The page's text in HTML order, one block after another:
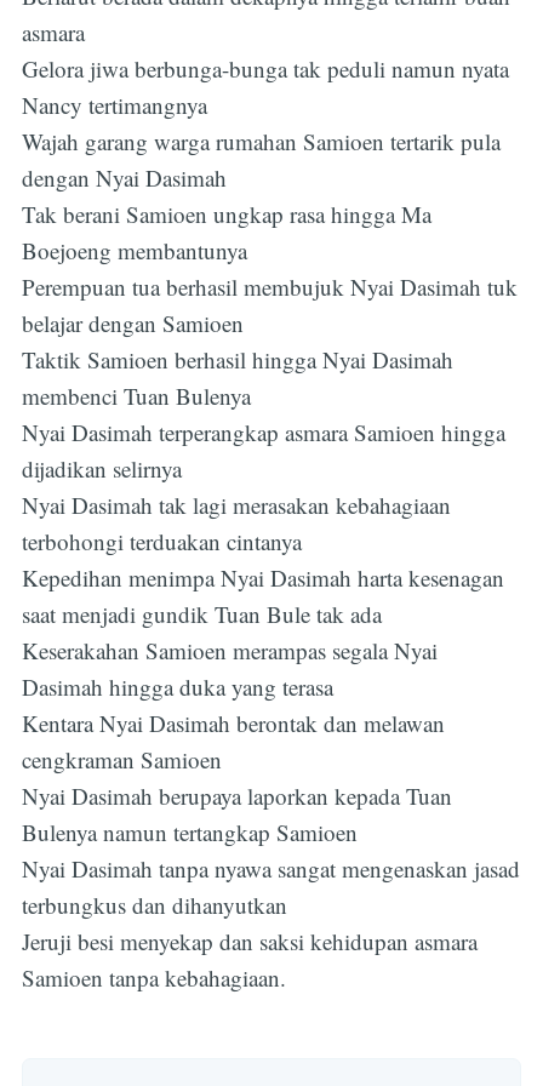
asmara
Gelora jiwa berbunga-bunga tak peduli namun nyata
Nancy tertimangnya
Wajah garang warga rumahan Samioen tertarik pula
dengan Nyai Dasimah
Tak berani Samioen ungkap rasa hingga Ma
Boejoeng membantunya
Perempuan tua berhasil membujuk Nyai Dasimah tuk
belajar dengan Samioen
Taktik Samioen berhasil hingga Nyai Dasimah
membenci Tuan Bulenya
Nyai Dasimah terperangkap asmara Samioen hingga
dijadikan selirnya
Nyai Dasimah tak lagi merasakan kebahagiaan
terbohongi terduakan cintanya
Kepedihan menimpa Nyai Dasimah harta kesenagan
saat menjadi gundik Tuan Bule tak ada
Keserakahan Samioen merampas segala Nyai
Dasimah hingga duka yang terasa
Kentara Nyai Dasimah berontak dan melawan
cengkraman Samioen
Nyai Dasimah berupaya laporkan kepada Tuan
Bulenya namun tertangkap Samioen
Nyai Dasimah tanpa nyawa sangat mengenaskan jasad
terbungkus dan dihanyutkan
Jeruji besi menyekap dan saksi kehidupan asmara
Samioen tanpa kebahagiaan.
Subscribe